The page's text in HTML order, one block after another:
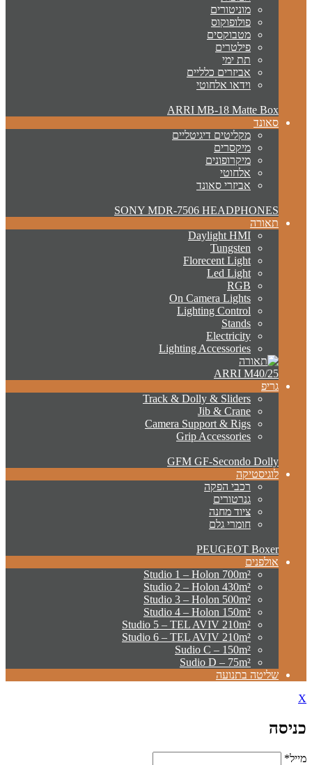
מוניטורים
פולופוקוס
מטבוקסים
פילטרים
תת ימי
אביזרים כלליים
וידאו אלחוטי
ARRI MB-18 Matte Box
סאונד
מקליטים דיגיטליים
מיקסרים
מיקרופונים
אלחוטי
אביזרי סאונד
SONY MDR-7506 HEADPHONES
תאורה
Daylight HMI
Tungsten
Florecent Light
Led Light
RGB
On Camera Lights
Lighting Control
Stands
Electricity
Lighting Accessories
ARRI M40/25
גריפ
Track & Dolly & Sliders
Jib & Crane
Camera Support & Rigs
Grip Accessories
GFM GF-Secondo Dolly
לוגיסטיקה
רכבי הפקה
גנרטורים
ציוד מחנה
חומרי גלם
PEUGEOT Boxer
אולפנים
Studio 1 – Holon 700m²
Studio 2 – Holon 430m²
Studio 3 – Holon 500m²
Studio 4 – Holon 150m²
Studio 5 – TEL AVIV 210m²
Studio 6 – TEL AVIV 210m²
Sudio C – 150m²
Sudio D – 75m²
שליטה בתנועה
X
כניסה
מייל*